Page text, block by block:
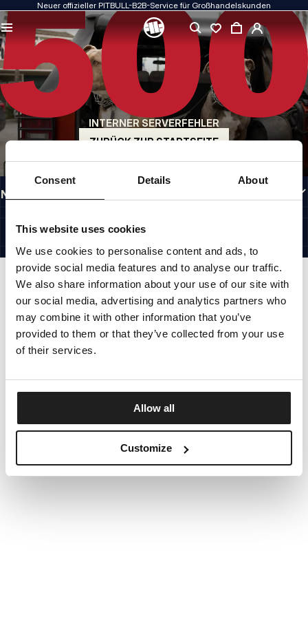
Consent Details About
This website uses cookies
We use cookies to personalise content and ads, to
provide social media features and to analyse our traffic.
We also share information about your use of our site with
our social media, advertising and analytics partners who
may combine it with other information that you’ve
provided to them or that they’ve collected from your use
of their services.
Allow all
Customize
Neuer offizieller PITBULL-B2B-Service für Großhandelskunden
INTERNER SERVERFEHLER
ZURÜCK ZUR STARTSEITE
QUALITÄT HAT FÜR UNS PRIORITÄT
Unsere Kleidung fertigen wir mit Leidenschaft. Bei Haltbarkeit, Langlebigkeit der
Materialien und Liebe zum Detail machen wir keine Kompromisse.
US ORIGIN
Unsere Wurzeln reichen zurück ins San Diego der frühen 1990er Jahre. Unser Stil
ist roh, authentisch und kompromisslos.
MARKE MIT CHARAKTER
Unsere Kollektionen werden von Sportlern, Kämpfern und unbeirrbaren
Individualisten gewählt.
INFORMATIONEN
NÜTZLICHE LINKS
©1997 - 2026 PITBULL SP. Z O.O. ALLE RECHTE VORBEHALTEN.
SITE CREDITS
NACH OBEN GEHEN